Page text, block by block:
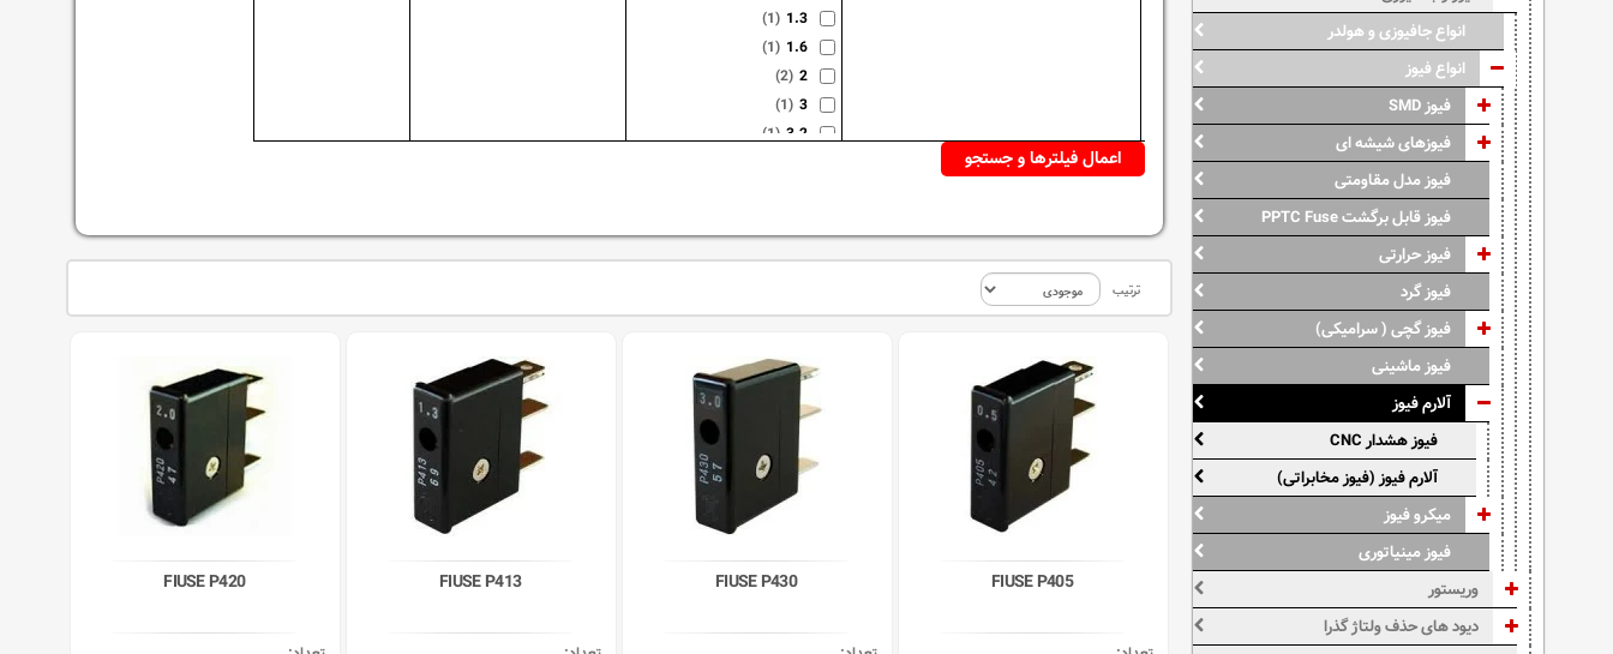
1.3
(1)
1.6
(1)
2
(2)
3
(1)
3.2
(1)
ترتیب
FIUSE P405
FIUSE P430
FIUSE P413
FIUSE P420
انواع جافیوزی و هولدر
انواع فیوز
فیوز SMD
فیوزهای شیشه ای
فیوز مدل مقاومتی
فیوز قابل برگشت PPTC Fuse
فیوز حرارتی
فیوز گرد
فیوز گچی ( سرامیکی)
فیوز ماشینی
آلارم فیوز
فیوز هشدار CNC
آلارم فیوز (فیوز مخابراتی)
میکرو فیوز
فیوز مینیاتوری
وریستور
دیود های حذف ولتاژ گذرا